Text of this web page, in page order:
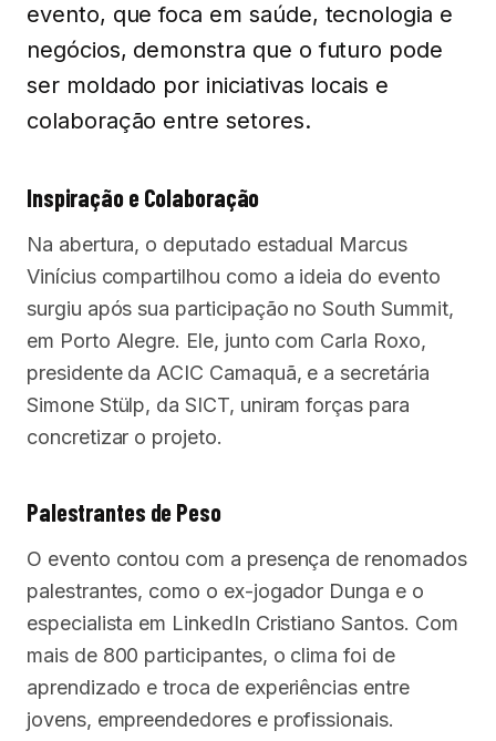
evento, que foca em saúde, tecnologia e
negócios, demonstra que o futuro pode
ser moldado por iniciativas locais e
colaboração entre setores.
Inspiração e Colaboração
Na abertura, o deputado estadual Marcus
Vinícius compartilhou como a ideia do evento
surgiu após sua participação no South Summit,
em Porto Alegre. Ele, junto com Carla Roxo,
presidente da ACIC Camaquã, e a secretária
Simone Stülp, da SICT, uniram forças para
concretizar o projeto.
Palestrantes de Peso
O evento contou com a presença de renomados
palestrantes, como o ex-jogador Dunga e o
especialista em LinkedIn Cristiano Santos. Com
mais de 800 participantes, o clima foi de
aprendizado e troca de experiências entre
jovens, empreendedores e profissionais.